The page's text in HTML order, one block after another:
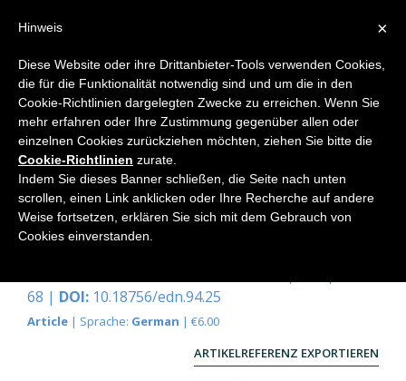
Home
Form und Bewegung und die
Entstehung von Neuerungen in
der Evolution
68 | DOI: 10.18756/edn.94.25
Article | Sprache: German | €6.00
ARTIKELREFERENZ EXPORTIEREN
×
Hinweis
Diese Website oder ihre Drittanbieter-Tools verwenden Cookies,
die für die Funktionalität notwendig sind und um die in den
Cookie-Richtlinien dargelegten Zwecke zu erreichen. Wenn Sie
mehr erfahren oder Ihre Zustimmung gegenüber allen oder
einzelnen Cookies zurückziehen möchten, ziehen Sie bitte die
Cookie-Richtlinien zurate.
Indem Sie dieses Banner schließen, die Seite nach unten
scrollen, einen Link anklicken oder Ihre Recherche auf andere
Weise fortsetzen, erklären Sie sich mit dem Gebrauch von
Cookies einverstanden.